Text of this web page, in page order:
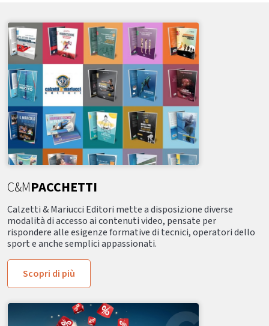
C&MPACCHETTI
Calzetti & Mariucci Editori mette a disposizione diverse
modalità di accesso ai contenuti video, pensate per
rispondere alle esigenze formative di tecnici, operatori dello
sport e anche semplici appassionati.
Scopri di più